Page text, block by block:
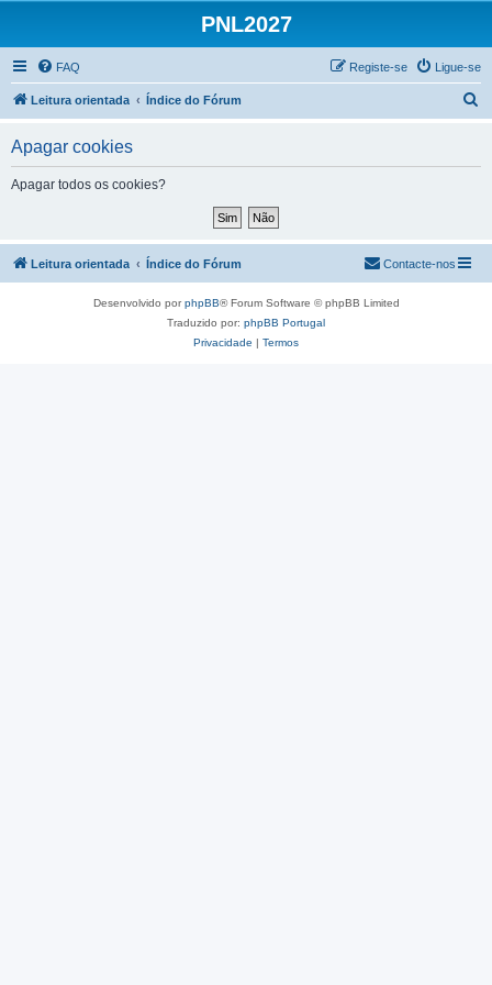
PNL2027
FAQ Ligue-se
Registe-se
Leitura orientada Índice do Fórum
a
Apagar cookies
Apagar todos os cookies?
Leitura orientada Índice do Fórum Contacte-nos
Desenvolvido porphpBB® Forum Software © phpBB Limited
Traduzido por: phpBB Portugal
Privacidade | Termos